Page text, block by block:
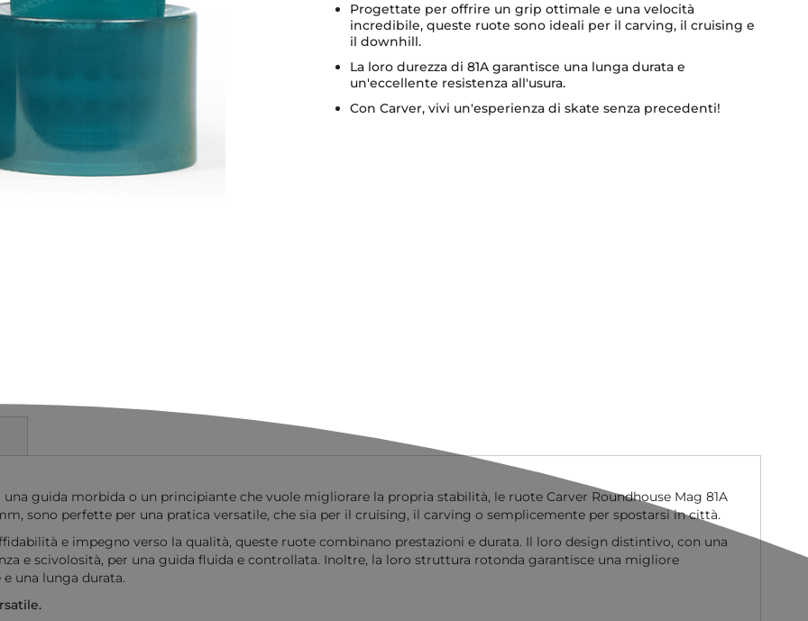
Progettate per offrire un grip ottimale e una velocità
incredibile, queste ruote sono ideali per il carving, il cruising e
il downhill.
La loro durezza di 81A garantisce una lunga durata e
un'eccellente resistenza all'usura.
Con Carver, vivi un'esperienza di skate senza precedenti!
guida morbida o un principiante che vuole migliorare la propria stabilità, le ruote Carver Roundhouse Mag 81A
sono perfette per una pratica versatile, che sia per il cruising, il carving o semplicemente per spostarsi in città.
e impegno verso la qualità, queste ruote combinano prestazioni e durata. Il loro design distintivo, con una
e scivolosità, per una guida fluida e controllata. Inoltre, la loro struttura rotonda garantisce una migliore
una lunga durata.